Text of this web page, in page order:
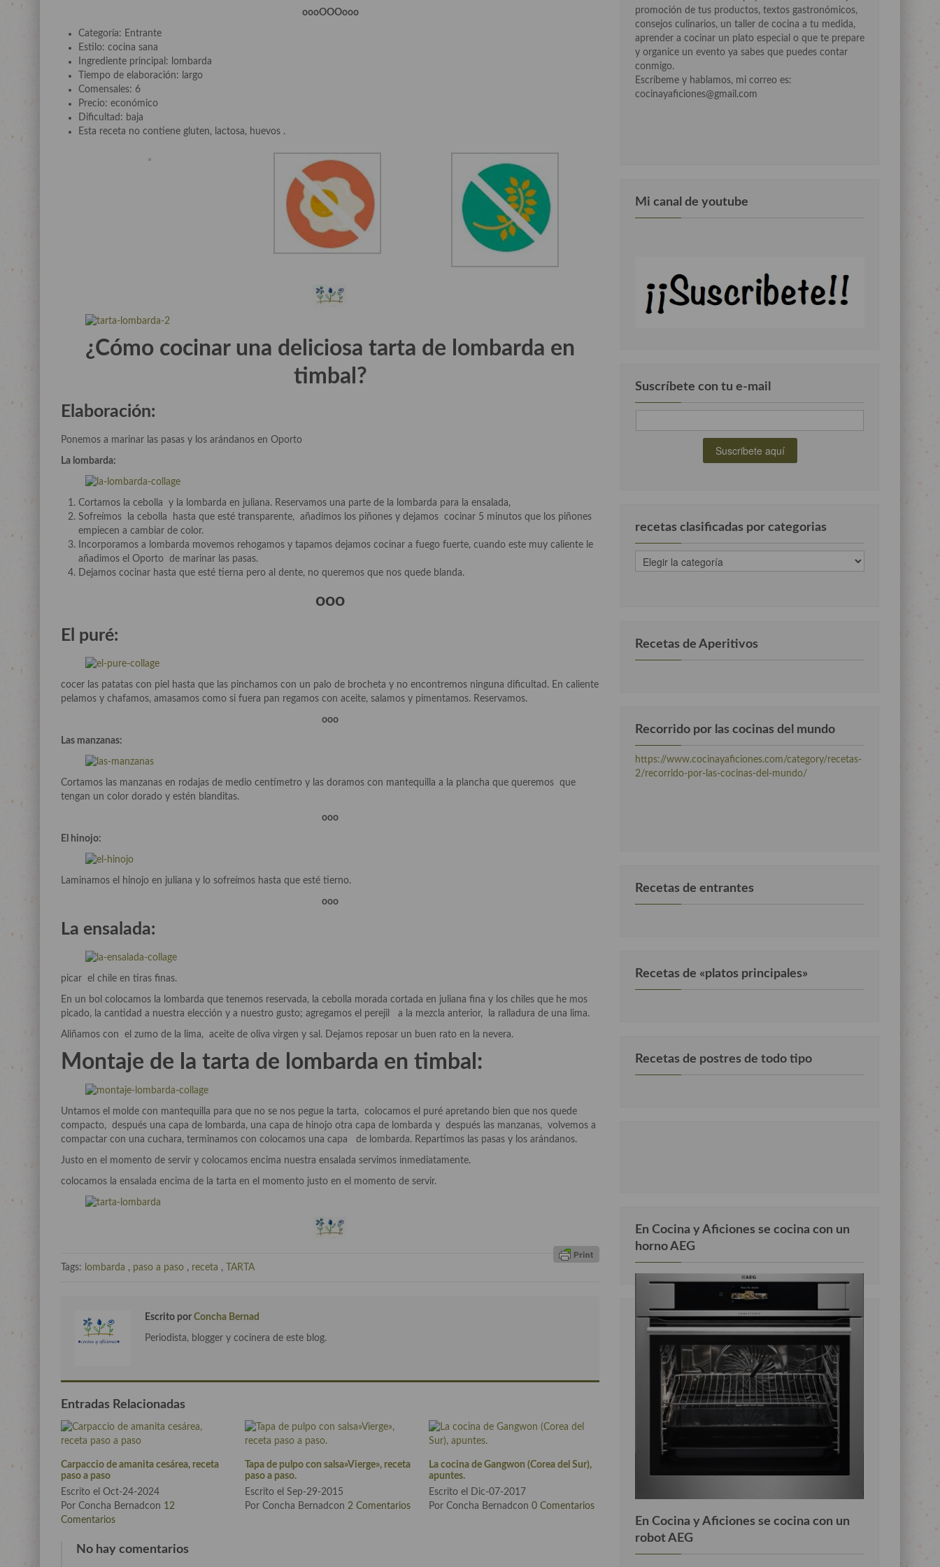
oooOOOooo
Categoría: Entrante
Estilo: cocina sana
Ingrediente principal: lombarda
Tiempo de elaboración: largo
Comensales: 6
Precio: económico
Dificultad: baja
Esta receta no contiene gluten, lactosa, huevos .
¿Cómo cocinar una deliciosa tarta de lombarda en
timbal?
Elaboración:
Ponemos a marinar las pasas y los arándanos en Oporto
La lombarda:
Cortamos la cebolla y la lombarda en juliana. Reservamos una parte de la lombarda para la ensalada,
Sofreímos la cebolla hasta que esté transparente, añadimos los piñones y dejamos cocinar 5 minutos que los piñones
empiecen a cambiar de color.
Incorporamos a lombarda movemos rehogamos y tapamos dejamos cocinar a fuego fuerte, cuando este muy caliente le
añadimos el Oporto de marinar las pasas.
Dejamos cocinar hasta que esté tierna pero al dente, no queremos que nos quede blanda.
ooo
El puré:
cocer las patatas con piel hasta que las pinchamos con un palo de brocheta y no encontremos ninguna dificultad. En caliente
pelamos y chafamos, amasamos como si fuera pan regamos con aceite, salamos y pimentamos. Reservamos.
ooo
Las manzanas:
Cortamos las manzanas en rodajas de medio centímetro y las doramos con mantequilla a la plancha que queremos que
tengan un color dorado y estén blanditas.
ooo
El hinojo:
Laminamos el hinojo en juliana y lo sofreímos hasta que esté tierno.
ooo
La ensalada:
picar el chile en tiras finas.
En un bol colocamos la lombarda que tenemos reservada, la cebolla morada cortada en juliana fina y los chiles que he mos
picado, la cantidad a nuestra elección y a nuestro gusto; agregamos el perejil a la mezcla anterior, la ralladura de una lima.
Aliñamos con el zumo de la lima, aceite de oliva virgen y sal. Dejamos reposar un buen rato en la nevera.
Montaje de la tarta de lombarda en timbal:
Untamos el molde con mantequilla para que no se nos pegue la tarta, colocamos el puré apretando bien que nos quede
compacto, después una capa de lombarda, una capa de hinojo otra capa de lombarda y después las manzanas, volvemos a
compactar con una cuchara, terminamos con colocamos una capa de lombarda. Repartimos las pasas y los arándanos.
Justo en el momento de servir y colocamos encima nuestra ensalada servimos inmediatamente.
colocamos la ensalada encima de la tarta en el momento justo en el momento de servir.
Tags: lombarda , paso a paso , receta , TARTA
Escrito por Concha Bernad
Periodista, blogger y cocinera de este blog.
Entradas Relacionadas
Carpaccio de amanita cesárea, receta
paso a paso
Escrito el Oct-24-2024
Por Concha Bernadcon 12
Comentarios
Tapa de pulpo con salsa»Vierge», receta
paso a paso.
Escrito el Sep-29-2015
Por Concha Bernadcon2 Comentarios
La cocina de Gangwon (Corea del Sur),
apuntes.
Escrito el Dic-07-2017
Por Concha Bernadcon0 Comentarios
No hay comentarios
promoción de tus productos, textos gastronómicos,
consejos culinarios, un taller de cocina a tu medida,
aprender a cocinar un plato especial o que te prepare
y organice un evento ya sabes que puedes contar
conmigo.
Escríbeme y hablamos, mi correo es:
cocinayaficiones@gmail.com
Mi canal de youtube
Suscríbete con tu e-mail
recetas clasificadas por categorias
recetas
clasificadas
Recetas de Aperitivos
Recorrido por las cocinas del mundo
https://www.cocinayaficiones.com/category/recetas-
2/recorrido-por-las-cocinas-del-mundo/
Recetas de entrantes
Recetas de «platos principales»
Recetas de postres de todo tipo
En Cocina y Aficiones se cocina con un
horno AEG
En Cocina y Aficiones se cocina con un
robot AEG